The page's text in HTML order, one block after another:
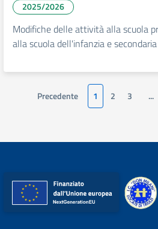
2025/2026
Modifiche delle attività alla scuola
alla scuola dell'infanzia e secondaria
Precedente 1 2 3 ...